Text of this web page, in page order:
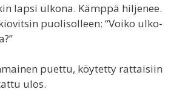
lapsi ulkona. Kämppä hiljenee.
puolisolleen: “Voiko ulko-
puettu, köytetty rattaisiin
ulos.